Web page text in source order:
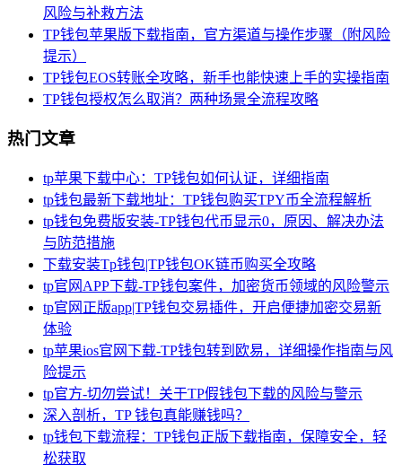
风险与补救方法
TP钱包苹果版下载指南，官方渠道与操作步骤（附风险
提示）
TP钱包EOS转账全攻略，新手也能快速上手的实操指南
TP钱包授权怎么取消？两种场景全流程攻略
热门文章
tp苹果下载中心：TP钱包如何认证，详细指南
tp钱包最新下载地址：TP钱包购买TPY币全流程解析
tp钱包免费版安装-TP钱包代币显示0，原因、解决办法
与防范措施
下载安装Tp钱包|TP钱包OK链币购买全攻略
tp官网APP下载-TP钱包案件，加密货币领域的风险警示
tp官网正版app|TP钱包交易插件，开启便捷加密交易新
体验
tp苹果ios官网下载-TP钱包转到欧易，详细操作指南与风
险提示
tp官方-切勿尝试！关于TP假钱包下载的风险与警示
深入剖析，TP 钱包真能赚钱吗？
tp钱包下载流程：TP钱包正版下载指南，保障安全，轻
松获取